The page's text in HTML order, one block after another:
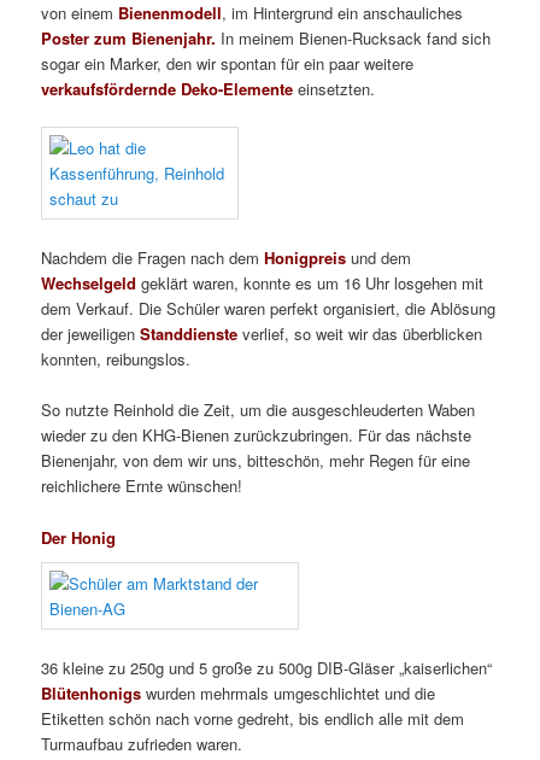
von einem Bienenmodell, im Hintergrund ein anschauliches
Poster zum Bienenjahr. In meinem Bienen-Rucksack fand sich
sogar ein Marker, den wir spontan für ein paar weitere
verkaufsfördernde Deko-Elemente einsetzten.
Nachdem die Fragen nach demHonigpreis und dem
Wechselgeld geklärt waren, konnte es um 16 Uhr losgehen mit
dem Verkauf. Die Schüler waren perfekt organisiert, die Ablösung
der jeweiligenStanddienste verlief, so weit wir das überblicken
konnten, reibungslos.
So nutzte Reinhold die Zeit, um die ausgeschleuderten Waben
wieder zu den KHG-Bienen zurückzubringen. Für das nächste
Bienenjahr, von dem wir uns, bitteschön, mehr Regen für eine
reichlichere Ernte wünschen!
Der Honig
36 kleine zu 250g und 5 große zu 500g DIB-Gläser „kaiserlichen“
Blütenhonigs wurden mehrmals umgeschlichtet und die
Etiketten schön nach vorne gedreht, bis endlich alle mit dem
Turmaufbau zufrieden waren.